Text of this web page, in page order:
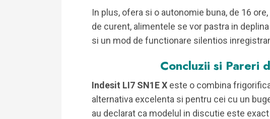
In plus, ofera si o autonomie buna, de 16
de curent, alimentele se vor pastra in
si un mod de functionare silentios
Concluzii si Pareri
Indesit LI7 SN1E X este o combina
alternativa excelenta si pentru cei cu un
au declarat ca modelul in discutie este